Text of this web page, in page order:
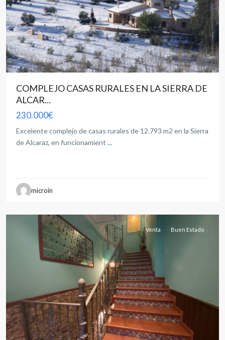
COMPLEJO CASAS RURALES EN LA SIERRA DE
ALCAR...
230.000€
Excelente complejo de casas rurales de 12.793 m2 en la Sierra
de Alcaraz, en funcionamient ...
microin
Pablo
Albacete
Venta Buen Estado